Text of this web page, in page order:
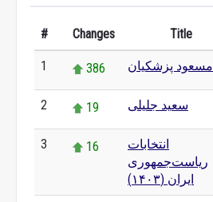
# Changes Title
1 386 مسعود پزشکیان
2 19 سعید جلیلی
3 16
انتخابات
ریاست‌جمهوری
ایران (۱۴۰۳)